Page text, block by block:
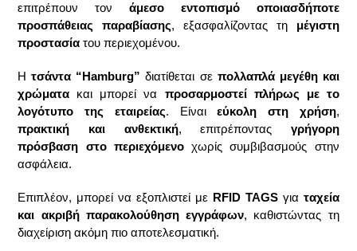
επιτρέπουν τον άμεσο εντοπισμό οποιασδήποτε
προσπάθειας παραβίασης, εξασφαλίζοντας τη μέγιστη
προστασία του περιεχομένου.
Ητσάντα “Hamburg” διατίθεται σε πολλαπλά μεγέθη και
χρώματα και μπορεί να προσαρμοστεί πλήρως με το
λογότυπο της εταιρείας. Είναιεύκολη στη χρήση,
πρακτική και ανθεκτική, επιτρέποντας γρήγορη
πρόσβαση στο περιεχόμενοχωρίς συμβιβασμούς στην
ασφάλεια.
Επιπλέον, μπορεί να εξοπλιστεί με RFID TAGSγια ταχεία
και ακριβή παρακολούθηση εγγράφων, καθιστώντας τη
διαχείριση ακόμη πιο αποτελεσματική.